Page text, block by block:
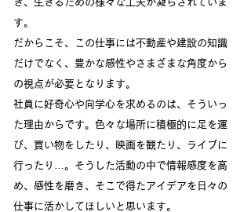
す。
だからこそ、
この仕事には不動産や建設の知識
だけでなく、豊かな感性やさまざまな角度から
の視点が必要と なります。
社員に好奇心や向学心を求めるのは、そういっ
た理由からです。色々な場所に積極的に足を運
び、買い物をしたり、映画を観たり、ライブに
行ったり… 。そうした活動の中で情報感度を高
め、感性を磨き、そこで得たアイデアを日々の
仕事に活かしてほしいと思います。